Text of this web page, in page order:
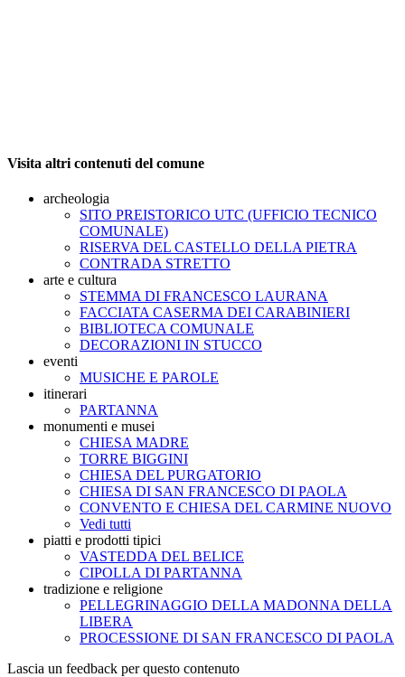
Visita altri contenuti del comune
archeologia
SITO PREISTORICO UTC (UFFICIO TECNICO
COMUNALE)
RISERVA DEL CASTELLO DELLA PIETRA
CONTRADA STRETTO
arte e cultura
STEMMA DI FRANCESCO LAURANA
FACCIATA CASERMA DEI CARABINIERI
BIBLIOTECA COMUNALE
DECORAZIONI IN STUCCO
eventi
MUSICHE E PAROLE
itinerari
PARTANNA
monumenti e musei
CHIESA MADRE
TORRE BIGGINI
CHIESA DEL PURGATORIO
CHIESA DI SAN FRANCESCO DI PAOLA
CONVENTO E CHIESA DEL CARMINE NUOVO
Vedi tutti
piatti e prodotti tipici
VASTEDDA DEL BELICE
CIPOLLA DI PARTANNA
tradizione e religione
PELLEGRINAGGIO DELLA MADONNA DELLA
LIBERA
PROCESSIONE DI SAN FRANCESCO DI PAOLA
Lascia un feedback per questo contenuto